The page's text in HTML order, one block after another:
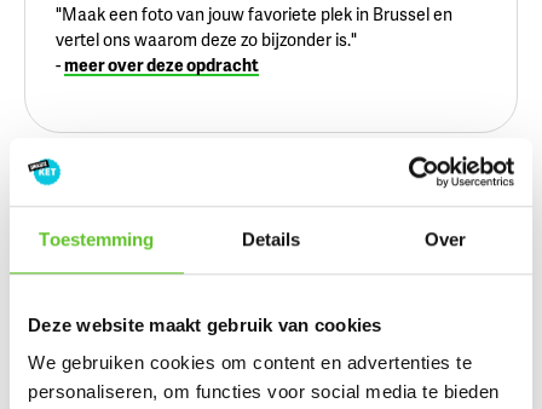
Toestemming Details Over
Deze website maakt gebruik van cookies
We gebruiken cookies om content en advertenties te
personaliseren, om functies voor social media te bieden
"Maak een foto van jouw favoriete plek in Brussel en
vertel ons waarom deze zo bijzonder is."
-meer over deze opdracht